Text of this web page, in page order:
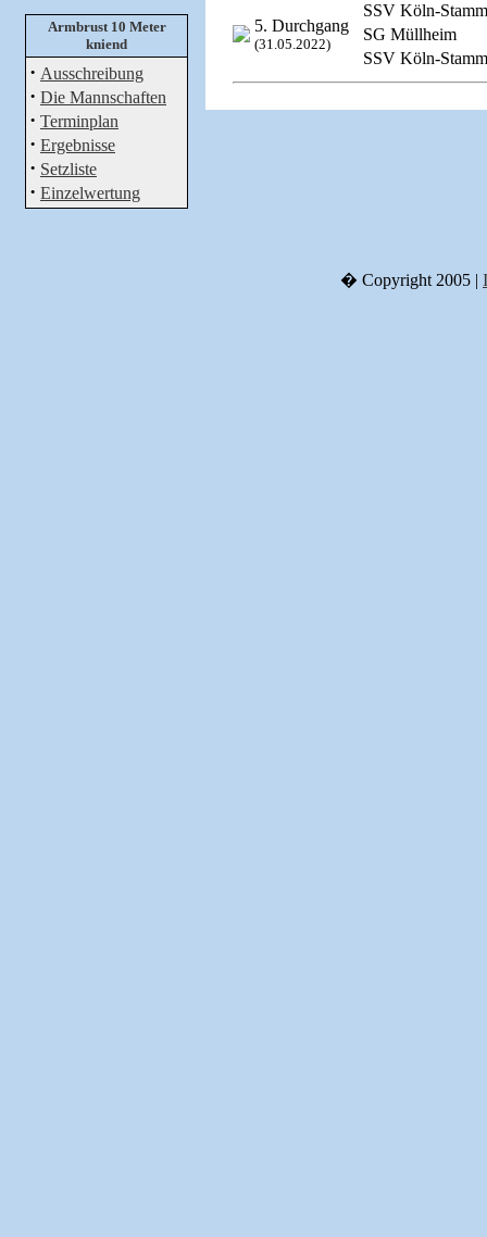
Armbrust 10 Meter
kniend
· Ausschreibung
· Die Mannschaften
· Terminplan
· Ergebnisse
· Setzliste
· Einzelwertung
5. Durchgang
(31.05.2022)
SSV Köln-
SG Müllheim
SSV Köln-
� Copyright 2005 |